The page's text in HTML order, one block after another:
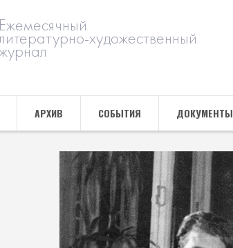
Ежемесячный
художественный
АРХИВ СОБЫТИЯ ДОКУМЕНТЫ